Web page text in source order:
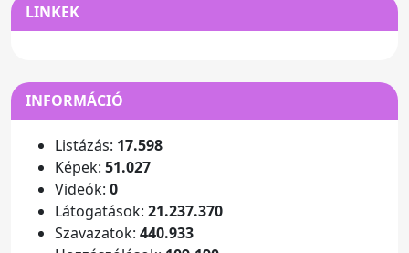
LINKEK
INFORMÁCIÓ
Listázás: 17.598
Képek: 51.027
Videók: 0
Látogatások: 21.237.370
Szavazatok: 440.933